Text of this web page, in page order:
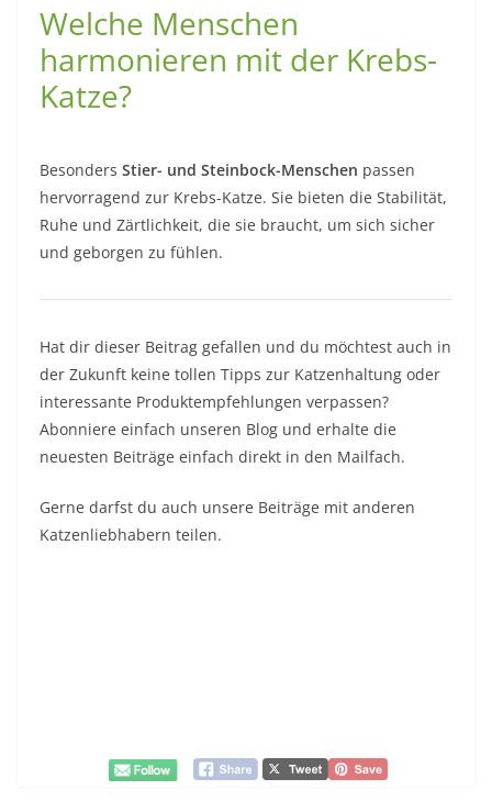
Welche Menschen
harmonieren mit der Krebs-
Katze?
Besonders Stier- und Steinbock-Menschen passen
hervorragend zur Krebs-Katze. Sie bieten die Stabilität,
Ruhe und Zärtlichkeit, die sie braucht, um sich sicher
und geborgen zu fühlen.
Hat dir dieser Beitrag gefallen und du möchtest auch in
der Zukunft keine tollen Tipps zur Katzenhaltung oder
interessante Produktempfehlungen verpassen?
Abonniere einfach unseren Blog und erhalte die
neuesten Beiträge einfach direkt in den Mailfach.
Gerne darfst du auch unsere Beiträge mit anderen
Katzenliebhabern teilen.